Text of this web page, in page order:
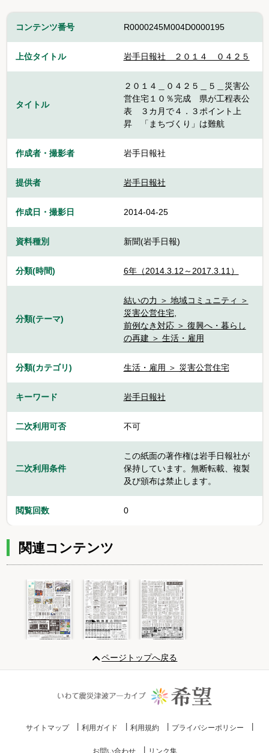
コンテンツ番号 R0000245M004D0000195
上位タイトル 岩手日報社＿２０１４＿０４２５
タイトル
２０１４＿０４２５＿５＿災害公
営住宅１０％完成 県が工程表公
表 ３カ月で４．３ポイント上
昇 「まちづくり」は難航
作成者・撮影者 岩手日報社
提供者 岩手日報社
作成日・撮影日 2014-04-25
資料種別 新聞(岩手日報)
分類(時間) 6年（2014.3.12～2017.3.11）
分類(テーマ)
結いの力 ＞ 地域コミュニティ ＞
災害公営住宅,
前例なき対応 ＞ 復興へ・暮らし
の再建 ＞ 生活・雇用
分類(カテゴリ) 生活・雇用 ＞ 災害公営住宅
キーワード 岩手日報社
二次利用可否 不可
二次利用条件
この紙面の著作権は岩手日報社が
保持しています。無断転載、複製
及び頒布は禁止します。
閲覧回数 0
関連コンテンツ
3
ページトップへ戻る
サイトマップ 利用ガイド 利用規約 プライバシーポリシー
お問い合わせ リンク集